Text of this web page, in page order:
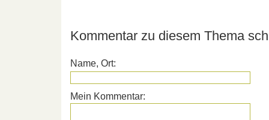
Kommentar zu diesem Thema
Name, Ort:
Mein Kommentar: